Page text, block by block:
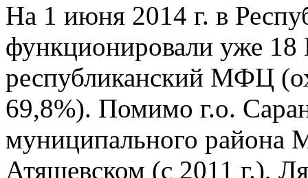
На 1 июня 2014 г. в
функционировали уже
республиканский МФЦ
69,8%). Помимо г.о.
муниципального
Атяшевском (с 2011 г.),